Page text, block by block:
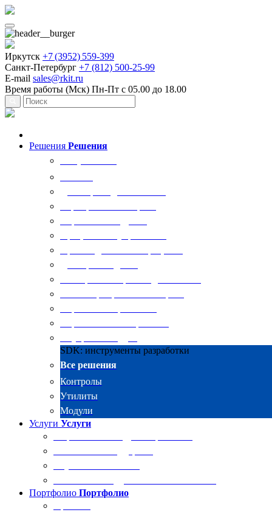
Иркутск +7 (3952) 559-399
Санкт-Петербург +7 (812) 500-25-99
E-mail sales@rkit.ru
Время работы (Мск) Пн-Пт с 05.00 до 18.00
Решения Решения
SDK: инструменты разработки
Все решения
Контролы
Утилиты
Модули
Услуги Услуги
Портфолио Портфолио